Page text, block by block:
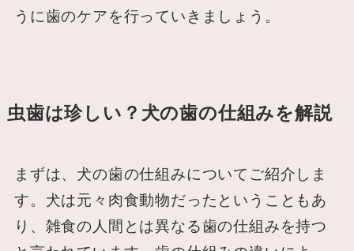
うに歯のケアを行っていきましょう。
虫歯は珍しい？犬の歯の仕組みを解説
まずは、犬の歯の仕組みについてご紹介しま
す。犬は元々肉食動物だったということもあ
り、雑食の人間とは異なる歯の仕組みを持つ